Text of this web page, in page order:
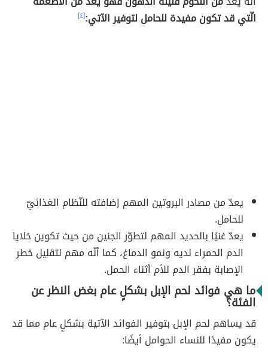
الّتي قد تكون مفيدة للحامل لتوفير الآتي:[٤]
يعدّ من مصادر البروتين المهم إضافته للنّظام الغذائيّ
للحامل.
يعدّ غنيًا بالحديد المهم لتطوّر الجنين من حيث تكوين خلايا
الدم الحمراء لديه ونمو الدماغ، كما أنّه مهم لتقليل خطر
الإصابة بفقر الدم للأم أثناء الحمل.
ما هي فوائد لحم الإبل بشكلٍ عام بغض النظر عن
الفئة؟
قد يساهم لحم الإبل بتوفير الفوائد الآتية بشكلٍ عام مما قد
يكون مفيدًا للنساء الحوامل أيضًا: